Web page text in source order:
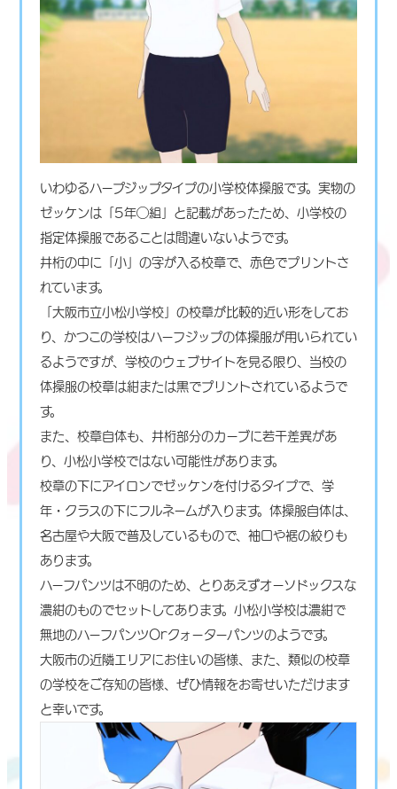
いわゆるハープジップタイプの小学校体操服です。実物の
ゼッケンは「5年◯組」と記載があったため、小学校の
指定体操服であることは間違いないようです。
井桁の中に「小」の字が入る校章で、赤色でプリントさ
れています。
「大阪市立小松小学校」の校章が比較的近い形をしてお
り、かつこの学校はハーフジップの体操服が用いられてい
るようですが、学校のウェブサイトを見る限り、当校の
体操服の校章は紺または黒でプリントされているようで
す。
また、校章自体も、井桁部分のカーブに若干差異があ
り、小松小学校ではない可能性があります。
校章の下にアイロンでゼッケンを付けるタイプで、学
年・クラスの下にフルネームが入ります。体操服自体は、
名古屋や大阪で普及しているもので、袖口や裾の絞りも
あります。
ハーフパンツは不明のため、とりあえずオーソドックスな
濃紺のものでセットしてあります。小松小学校は濃紺で
無地のハーフパンツorクォーターパンツのようです。
大阪市の近隣エリアにお住いの皆様、また、類似の校章
の学校をご存知の皆様、ぜひ情報をお寄せいただけます
と幸いです。